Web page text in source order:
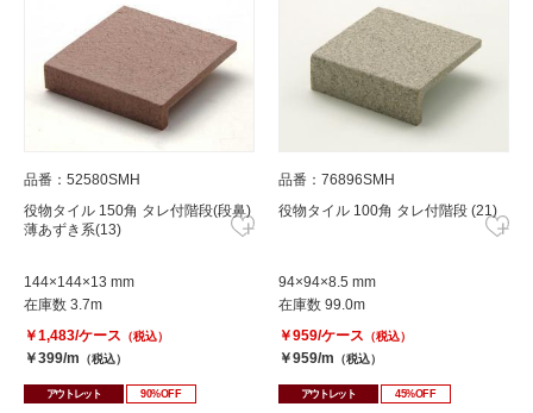
品番：52580SMH
役物タイル 150角 タレ付階段(段鼻)
薄あずき系(13)
144×144×13 mm
在庫数 3.7m
￥1,483/ケース （税込）
￥399/m （税込）
アウトレット 90%OFF
品番：76896SMH
役物タイル 100角 タレ付階段 (21)
94×94×8.5 mm
在庫数 99.0m
￥959/ケース （税込）
￥959/m （税込）
アウトレット 45%OFF